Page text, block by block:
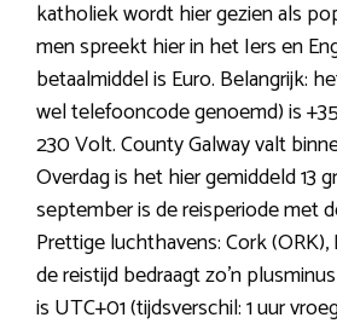
katholiek wordt hier gezien als
men spreekt hier in het Iers en
betaalmiddel is Euro. Belangrijk:
wel telefooncode genoemd) is
230 Volt. County Galway valt
Overdag is het hier gemiddeld 13
september is de reisperiode met
Prettige luchthavens: Cork
de reistijd bedraagt zo’n
is UTC+01 (tijdsverschil: 1 uur